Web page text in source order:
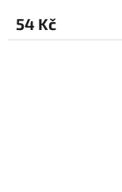
54 Kč